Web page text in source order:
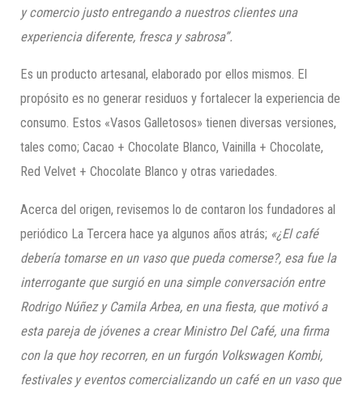
y comercio justo entregando a nuestros clientes una
experiencia diferente, fresca y sabrosa”.
Es un producto artesanal, elaborado por ellos mismos. El
propósito es no generar residuos y fortalecer la experiencia de
consumo. Estos «Vasos Galletosos» tienen diversas versiones,
tales como; Cacao + Chocolate Blanco, Vainilla + Chocolate,
Red Velvet + Chocolate Blanco y otras variedades.
Acerca del origen, revisemos lo de contaron los fundadores al
periódico La Tercera hace ya algunos años atrás; «¿El café
debería tomarse en un vaso que pueda comerse?, esa fue la
interrogante que surgió en una simple conversación entre
Rodrigo Núñez y Camila Arbea, en una fiesta, que motivó a
esta pareja de jóvenes a crear Ministro Del Café, una firma
con la que hoy recorren, en un furgón Volkswagen Kombi,
festivales y eventos comercializando un café en un vaso que